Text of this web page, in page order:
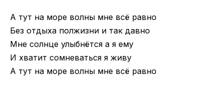
А тут на море волны мне всё равно
Без отдыха полжизни и так давно
Мне солнце улыбнётся а я ему
И хватит сомневаться я живу
А тут на море волны мне всё равно